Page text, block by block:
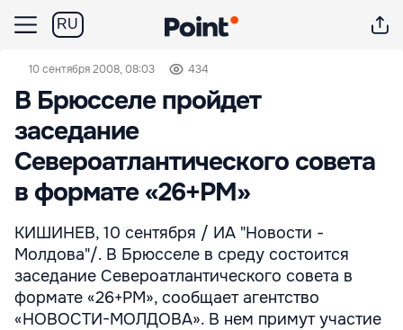
RU
10 сентября 2008, 08:03 434
В Брюсселе пройдет
заседание
Североатлантического совета
в формате «26+РМ»
КИШИНЕВ, 10 сентября / ИА "Новости -
Молдова"/. В Брюсселе в среду состоится
заседание Североатлантического совета в
формате «26+РМ», сообщает агентство
«НОВОСТИ-МОЛДОВА». В нем примут участие